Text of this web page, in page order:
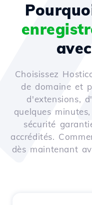
Choisissez
de domaine et
d'extensions,
quelques
sécurité
accrédités.
dès maintenant